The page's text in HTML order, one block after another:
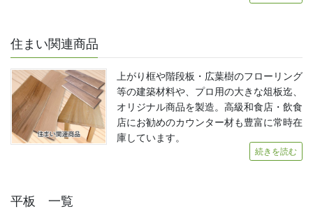
住まい関連商品
上がり框や階段板・広葉樹のフローリング
等の建築材料や、プロ用の大きな俎板迄、
オリジナル商品を製造。高級和食店・飲食
店にお勧めのカウンター材も豊富に常時在
庫しています。
続きを読む
平板 一覧